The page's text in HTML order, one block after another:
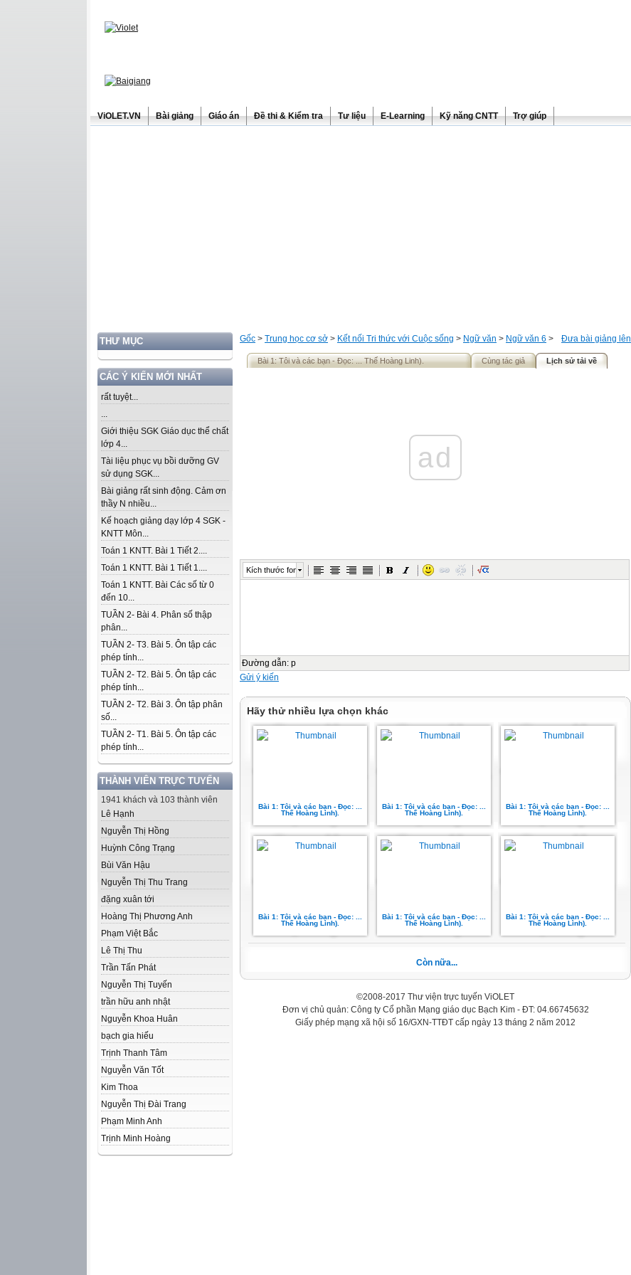
ViOLET.VN Bài giảng Giáo án Đề thi & Kiểm tra Tư liệu E-Learning Kỹ năng CNTT Trợ giúp
THƯ MỤC
CÁC Ý KIẾN MỚI NHẤT
rất tuyệt...
...
Giới thiệu SGK Giáo dục thể chất
lớp 4...
Tài liệu phục vụ bồi dưỡng GV
sử dụng SGK...
Bài giảng rất sinh động. Cảm ơn
thầy N nhiều...
Kế hoạch giảng dạy lớp 4 SGK -
KNTT Môn...
Toán 1 KNTT. Bài 1 Tiết 2....
Toán 1 KNTT. Bài 1 Tiết 1....
Toán 1 KNTT. Bài Các số từ 0
đến 10...
TUẦN 2- Bài 4. Phân số thập
phân...
TUẦN 2- T3. Bài 5. Ôn tập các
phép tính...
TUẦN 2- T2. Bài 5. Ôn tập các
phép tính...
TUẦN 2- T2. Bài 3. Ôn tập phân
số...
TUẦN 2- T1. Bài 5. Ôn tập các
phép tính...
THÀNH VIÊN TRỰC TUYẾN
1941 khách và 103 thành viên
Lê Hạnh
Nguyễn Thị Hồng
Huỳnh Công Trạng
Bùi Văn Hậu
Nguyễn Thị Thu Trang
đặng xuân tới
Hoàng Thị Phương Anh
Phạm Việt Bắc
Lê Thị Thu
Trần Tấn Phát
Nguyễn Thị Tuyến
trần hữu anh nhật
Nguyễn Khoa Huân
bạch gia hiếu
Trịnh Thanh Tâm
Nguyễn Văn Tốt
Kim Thoa
Nguyễn Thị Đài Trang
Phạm Minh Anh
Trịnh Minh Hoàng
Đưa bài giảng lên
Gốc > Trung học cơ sở > Kết nối Tri thức với Cuộc sống > Ngữ văn > Ngữ văn 6 >
Bài 1: Tôi và các bạn - Đọc: ... Thế Hoàng Linh). Cùng tác giả Lịch sử tải về
ad
Kích thước font
Đường dẫn: p
Gửi ý kiến
Hãy thử nhiều lựa chọn khác
Bài 1: Tôi và các bạn - Đọc: ...
Thế Hoàng Linh).
Bài 1: Tôi và các bạn - Đọc: ...
Thế Hoàng Linh).
Bài 1: Tôi và các bạn - Đọc: ...
Thế Hoàng Linh).
Bài 1: Tôi và các bạn - Đọc: ...
Thế Hoàng Linh).
Bài 1: Tôi và các bạn - Đọc: ...
Thế Hoàng Linh).
Bài 1: Tôi và các bạn - Đọc: ...
Thế Hoàng Linh).
Còn nữa...
©2008-2017 Thư viện trực tuyến ViOLET
Đơn vị chủ quản: Công ty Cổ phần Mạng giáo dục Bạch Kim - ĐT: 04.66745632
Giấy phép mạng xã hội số 16/GXN-TTĐT cấp ngày 13 tháng 2 năm 2012